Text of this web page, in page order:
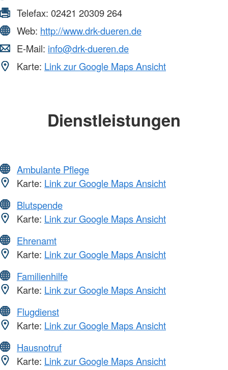
Telefax: 02421 20309 264
Web: http://www.drk-dueren.de
E-Mail: info@drk-dueren.de
Karte: Link zur Google Maps Ansicht
Dienstleistungen
Ambulante Pflege
Karte: Link zur Google Maps Ansicht
Blutspende
Karte: Link zur Google Maps Ansicht
Ehrenamt
Karte: Link zur Google Maps Ansicht
Familienhilfe
Karte: Link zur Google Maps Ansicht
Flugdienst
Karte: Link zur Google Maps Ansicht
Hausnotruf
Karte: Link zur Google Maps Ansicht